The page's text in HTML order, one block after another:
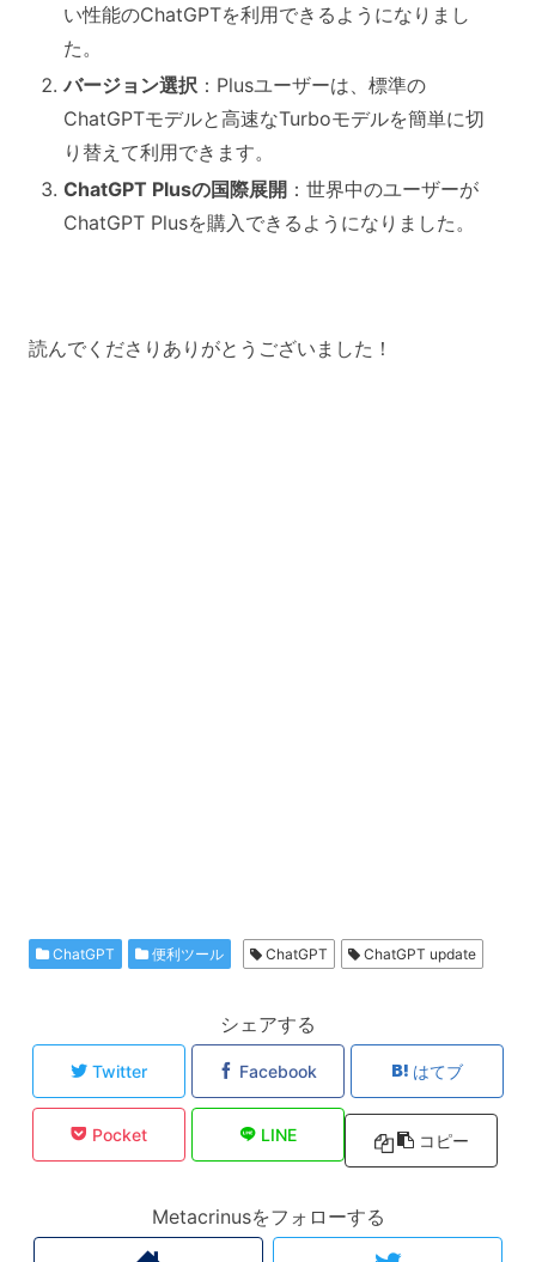
い性能のChatGPTを利用できるようになりまし
た。
バージョン選択 ：Plusユーザーは、標準の
ChatGPTモデルと高速なTurboモデルを簡単に切
り替えて利用できます。
ChatGPT Plusの国際展開 ：世界中のユーザーが
ChatGPT Plusを購入できるようになりました。
読んでくださりありがとうございました！
ChatGPT 便利ツール ChatGPT ChatGPT update
シェアする
Twitter Facebook はてブ
Pocket LINE コピー
Metacrinusをフォローする